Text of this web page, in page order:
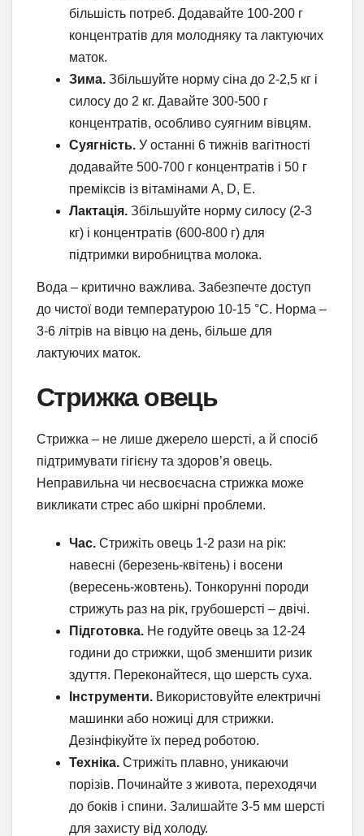
більшість потреб. Додавайте 100-200 г
концентратів для молодняку та лактуючих
маток.
Зима. Збільшуйте норму сіна до 2-2,5 кг і
силосу до 2 кг. Давайте 300-500 г
концентратів, особливо суягним вівцям.
Суягність. У останні 6 тижнів вагітності
додавайте 500-700 г концентратів і 50 г
преміксів із вітамінами A, D, E.
Лактація. Збільшуйте норму силосу (2-3
кг) і концентратів (600-800 г) для
підтримки виробництва молока.
Вода – критично важлива. Забезпечте доступ
до чистої води температурою 10-15 °C. Норма –
3-6 літрів на вівцю на день, більше для
лактуючих маток.
Стрижка овець
Стрижка – не лише джерело шерсті, а й спосіб
підтримувати гігієну та здоров’я овець.
Неправильна чи несвоєчасна стрижка може
викликати стрес або шкірні проблеми.
Час. Стрижіть овець 1-2 рази на рік:
навесні (березень-квітень) і восени
(вересень-жовтень). Тонкорунні породи
стрижуть раз на рік, грубошерсті – двічі.
Підготовка. Не годуйте овець за 12-24
години до стрижки, щоб зменшити ризик
здуття. Переконайтеся, що шерсть суха.
Інструменти. Використовуйте електричні
машинки або ножиці для стрижки.
Дезінфікуйте їх перед роботою.
Техніка. Стрижіть плавно, уникаючи
порізів. Починайте з живота, переходячи
до боків і спини. Залишайте 3-5 мм шерсті
для захисту від холоду.